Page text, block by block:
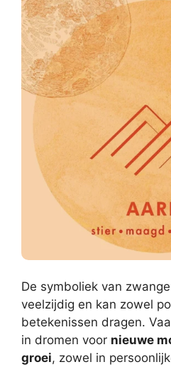
De symboliek van
veelzijdig en kan zowel
betekenissen dragen.
in dromen voor nieuwe
groei, zowel in